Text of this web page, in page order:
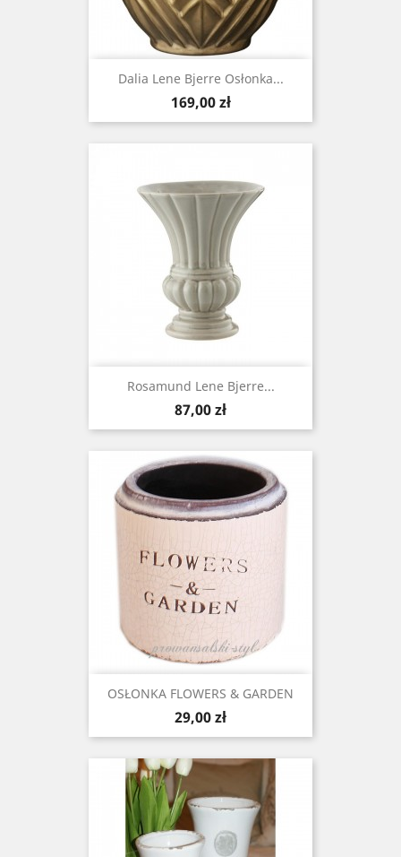
Dalia Lene Bjerre Osłonka...
Cena
169,00 zł
Rosamund Lene Bjerre...
Cena
87,00 zł
OSŁONKA FLOWERS & GARDEN
Cena
29,00 zł